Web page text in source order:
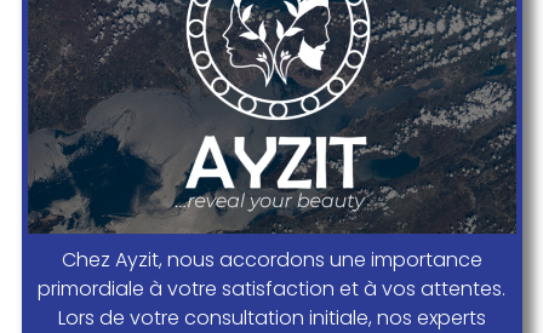
Chez Ayzit, nous accordons une importance
primordiale à votre satisfaction et à vos attentes.
Lors de votre consultation initiale, nos experts